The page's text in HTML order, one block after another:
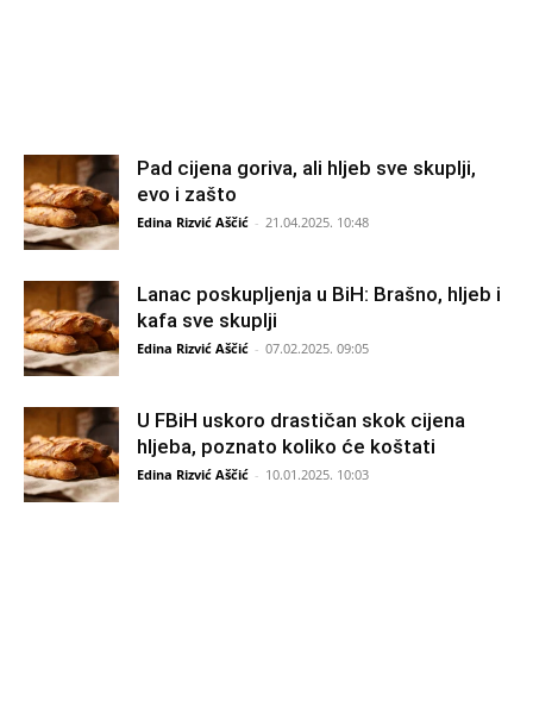
Pad cijena goriva, ali hljeb sve skuplji,
evo i zašto
Edina Rizvić Aščić - 21.04.2025. 10:48
Lanac poskupljenja u BiH: Brašno, hljeb i
kafa sve skuplji
Edina Rizvić Aščić - 07.02.2025. 09:05
U FBiH uskoro drastičan skok cijena
hljeba, poznato koliko će koštati
Edina Rizvić Aščić - 10.01.2025. 10:03